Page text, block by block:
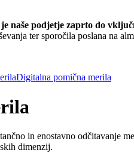
naše podjetje zaprto do
ter sporočila poslana na
Digitalna pomična merila
in enostavno odčitavanje
dimenzij.